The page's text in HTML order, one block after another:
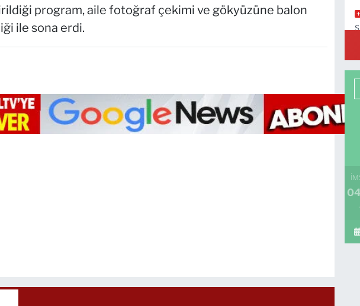
program, aile fotoğraf çekimi ve gökyüzüne balon
ile sona erdi.